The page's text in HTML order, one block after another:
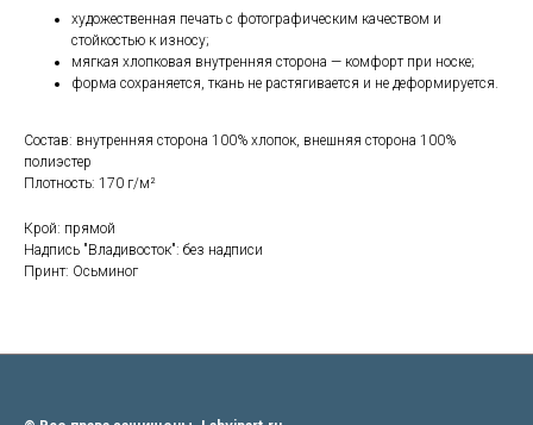
художественная печать с фотографическим качеством и
стойкостью к износу;
мягкая хлопковая внутренняя сторона — комфорт при носке;
форма сохраняется, ткань не растягивается и не деформируется.
Состав: внутренняя сторона 100% хлопок, внешняя сторона 100%
полиэстер
Плотность: 170 г/м²
Крой: прямой
Надпись "Владивосток": без надписи
Принт: Осьминог